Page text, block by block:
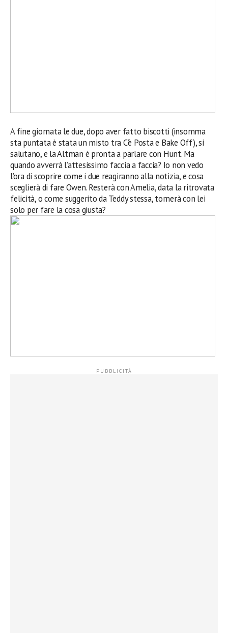
A fine giornata le due, dopo aver fatto biscotti (insomma
sta puntata è stata un misto tra C’è Posta e Bake Off), si
salutano, e la Altman è pronta a parlare con Hunt. Ma
quando avverrà l’attesissimo faccia a faccia? Io non vedo
l’ora di scoprire come i due reagiranno alla notizia, e cosa
sceglierà di fare Owen. Resterà con Amelia, data la ritrovata
felicità, o come suggerito da Teddy stessa, tornerà con lei
solo per fare la cosa giusta?